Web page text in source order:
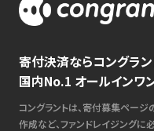
寄付決済ならコングラン
国内No.1 オールインワ
コングラントは、寄付募集ページ
作成など、ファンドレイジング